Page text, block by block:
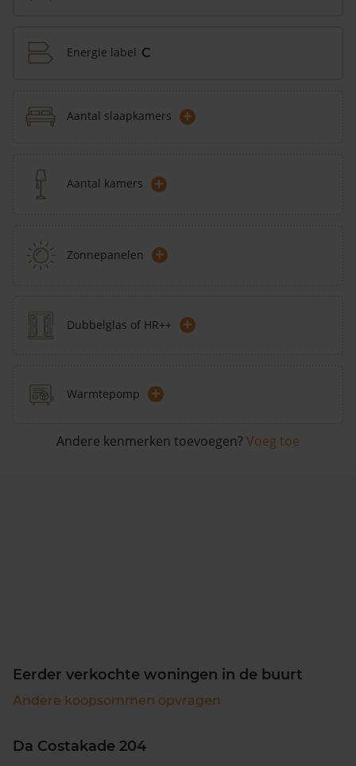
Energie label C
Aantal slaapkamers +
Aantal kamers +
Zonnepanelen +
Dubbelglas of HR++ +
Warmtepomp +
Andere kenmerken toevoegen? Voeg toe
Eerder verkochte woningen in de buurt
Andere koopsommen opvragen
Da Costakade 204